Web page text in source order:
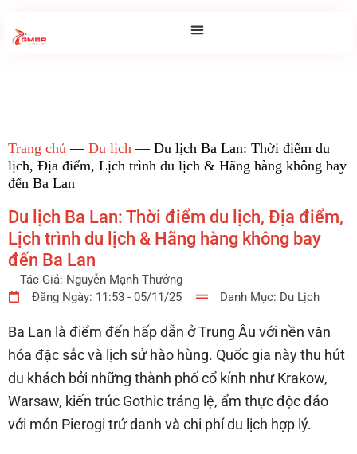
Trang chủ — Du lịch — Du lịch Ba Lan: Thời điểm du
lịch, Địa điểm, Lịch trình du lịch & Hãng hàng không bay
đến Ba Lan
Du lịch Ba Lan: Thời điểm du lịch, Địa điểm,
Lịch trình du lịch & Hãng hàng không bay
đến Ba Lan
Tác Giả: Nguyễn Mạnh Thưởng
Đăng Ngày: 11:53 - 05/11/25 Danh Mục: Du Lịch
Ba Lan là điểm đến hấp dẫn ở Trung Âu với nền văn
hóa đặc sắc và lịch sử hào hùng. Quốc gia này thu hút
du khách bởi những thành phố cổ kính như Krakow,
Warsaw, kiến trúc Gothic tráng lệ, ẩm thực độc đáo
với món Pierogi trứ danh và chi phí du lịch hợp lý.